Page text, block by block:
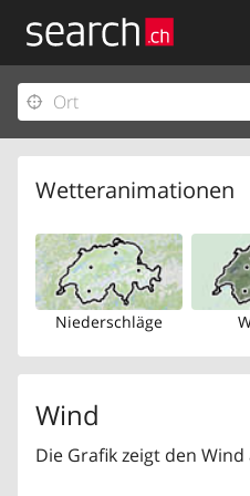
Wetteranimationen
Niederschläge
Wind
Die Grafik zeigt den
Ihr Eintrag
Kundencenter